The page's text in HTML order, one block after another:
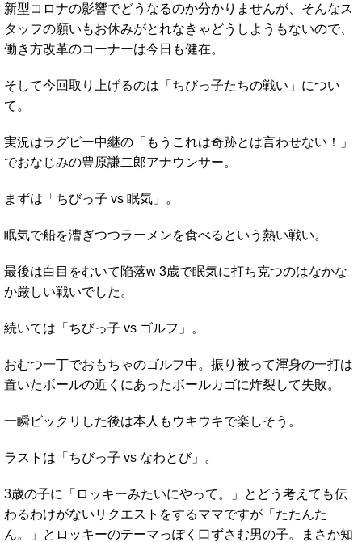
新型コロナの影響でどうなるのか分かりませんが、そんなス
タッフの願いもお休みがとれなきゃどうしようもないので、
働き方改革のコーナーは今日も健在。
そして今回取り上げるのは「ちびっ子たちの戦い」につい
て。
実況はラグビー中継の「もうこれは奇跡とは言わせない！」
でおなじみの豊原謙二郎アナウンサー。
まずは「ちびっ子 vs 眠気」。
眠気で船を漕ぎつつラーメンを食べるという熱い戦い。
最後は白目をむいて陥落w 3歳で眠気に打ち克つのはなかな
か厳しい戦いでした。
続いては「ちびっ子 vs ゴルフ」。
おむつ一丁でおもちゃのゴルフ中。振り被って渾身の一打は
置いたボールの近くにあったボールカゴに炸裂して失敗。
一瞬ビックリした後は本人もウキウキで楽しそう。
ラストは「ちびっ子 vs なわとび」。
3歳の子に「ロッキーみたいにやって。」とどう考えても伝
わるわけがないリクエストをするママですが「たたんた
ん。」とロッキーのテーマっぽく口ずさむ男の子。まさか知